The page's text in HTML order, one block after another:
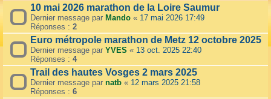
10 mai 2026 marathon de la Loire Saumur
Dernier message par Mando « 17 mai 2026 17:49
Réponses : 2
Euro métropole marathon de Metz 12 octobre 2025
Dernier message par YVES « 13 oct. 2025 22:40
Réponses : 4
Trail des hautes Vosges 2 mars 2025
Dernier message par natb « 12 mars 2025 21:58
Réponses : 6